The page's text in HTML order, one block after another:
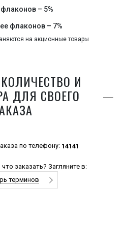
– 5%
флаконов – 7%
на акционные товары
И
ДЛЯ СВОЕГО
по телефону: 14141
заказать? Загляните в:
терминов